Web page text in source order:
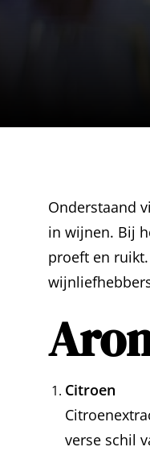
Onderstaand
in wijnen. Bij
proeft en
Citroen
verse schil